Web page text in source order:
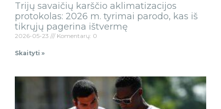
Trijų savaičių karščio aklimatizacijos
protokolas: 2026 m. tyrimai parodo, kas iš
tikrųjų pagerina ištvermę
2026-05-23 Komentarų: 0
Skaityti »